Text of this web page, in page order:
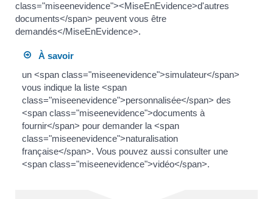
class="miseenevidence"><MiseEnEvidence>d'autres
documents</span> peuvent vous être
demandés</MiseEnEvidence>.
À savoir
un <span class="miseenevidence">simulateur</span>
vous indique la liste <span
class="miseenevidence">personnalisée</span> des
<span class="miseenevidence">documents à
fournir</span> pour demander la <span
class="miseenevidence">naturalisation
française</span>. Vous pouvez aussi consulter une
<span class="miseenevidence">vidéo</span>.